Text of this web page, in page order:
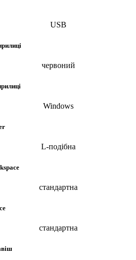
USB
червоний
Windows
L-подібна
стандартна
стандартна